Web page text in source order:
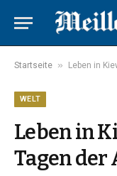
Startseite » Leben in
WELT
Leben in
Tagen der